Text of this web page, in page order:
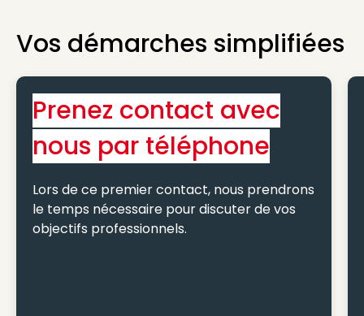
Vos démarches simplifiées
Prenez contact avec
nous par téléphone
Lors de ce premier contact, nous prendrons
le temps nécessaire pour discuter de vos
objectifs professionnels.